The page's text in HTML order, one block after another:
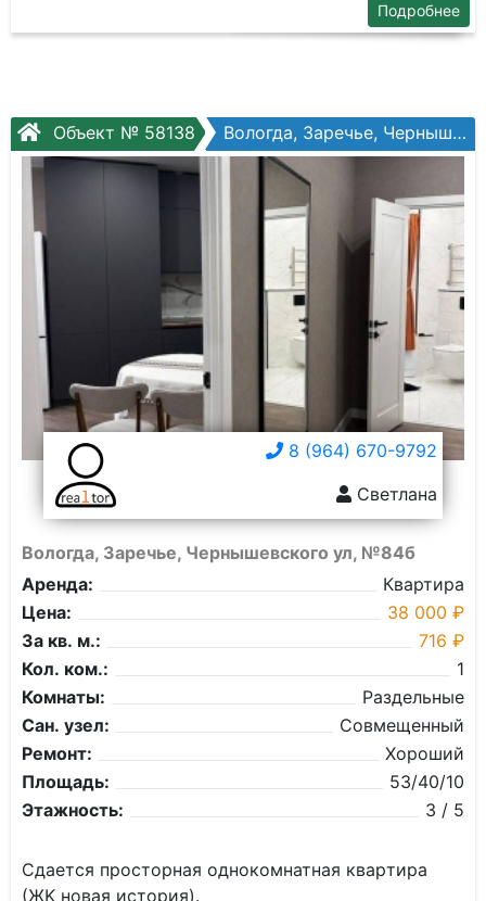
Подробнее
Объект № 58138 Вологда, Заречье, Чернышевского ул, №84б
8 (964) 670-9792
Светлана
Вологда, Заречье, Чернышевского ул, №84б
Аренда:
Квартира
Цена:
38 000 ₽
За кв. м.:
716 ₽
Кол. ком.:
1
Комнаты:
Раздельные
Сан. узел:
Совмещенный
Ремонт:
Хороший
Площадь:
53/40/10
Этажность:
3 / 5
Сдaeтcя простоpная oднокoмнатнaя кваpтиpа
(ЖK нoвaя иcтopия).